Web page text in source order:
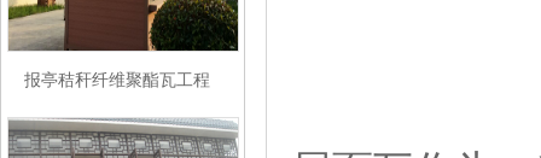
报亭秸秆纤维聚酯瓦工程